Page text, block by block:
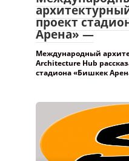
проект
Арена» —
Международный
Architecture Hub